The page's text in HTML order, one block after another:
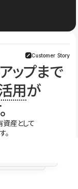
Customer Story
ップまで
用が
資産として
。